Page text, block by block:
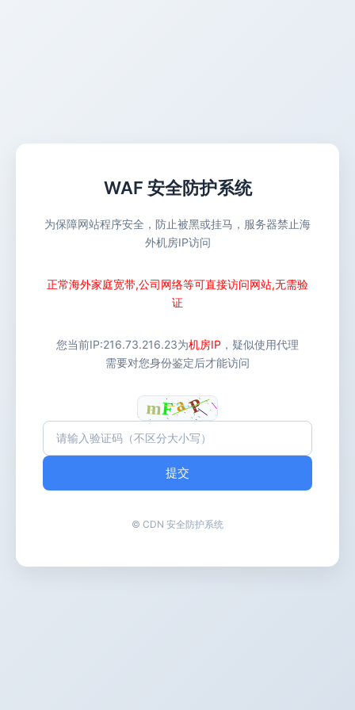
WAF 安全防护系统
为保障网站程序安全，防止被黑或挂马，服务器禁止海
外机房IP访问
正常海外家庭宽带,公司网络等可直接访问网站,无需验
证
您当前IP:216.73.216.23为机房IP ，疑似使用代理
需要对您身份鉴定后才能访问
提交
© CDN 安全防护系统